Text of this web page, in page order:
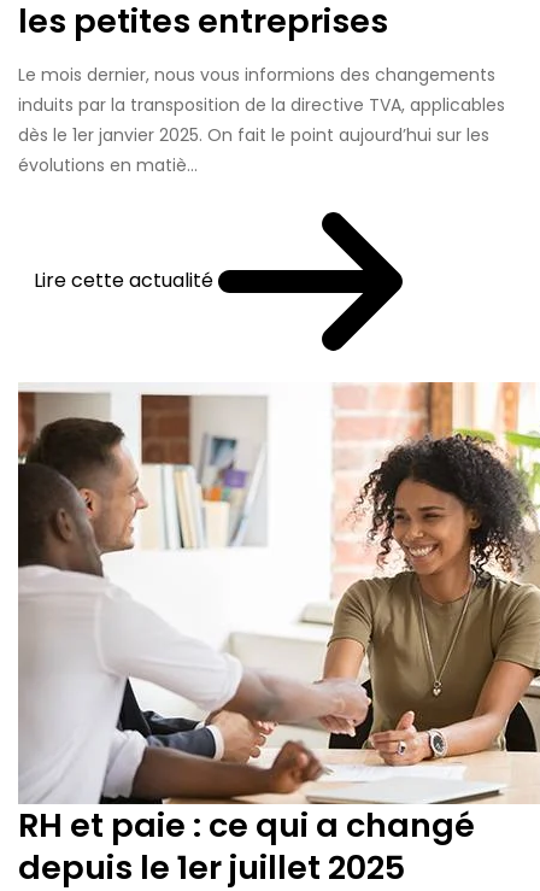
les petites entreprises
Le mois dernier, nous vous informions des changements
induits par la transposition de la directive TVA, applicables
dès le 1er janvier 2025. On fait le point aujourd’hui sur les
évolutions en matiè...
Lire cette actualité
RH et paie : ce qui a changé
depuis le 1er juillet 2025